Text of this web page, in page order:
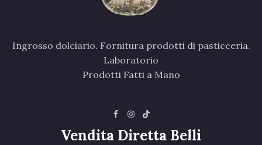
Ingrosso dolciario. Fornitura prodotti di pasticceria.
Laboratorio
Prodotti Fatti a Mano
Vendita Diretta Belli